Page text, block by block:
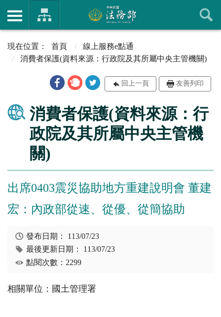
首頁
線上服務e點通
消費者保護(資料來源：行政院及其所屬中央主管機關)
回上一頁 友善列印
消費者保護(資料來源：行
政院及其所屬中央主管機
關)
出席0403震災協助地方重建說明會 董建
宏：內政部從速、從優、從簡協助
發布日期： 113/07/23
最後更新日期： 113/07/23
點閱次數：2299
相關單位：國土管理署